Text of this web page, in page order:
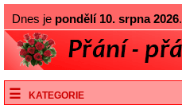
Dnes je pondělí 10. srpna 2026.
KATEGORIE